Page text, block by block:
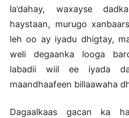
la’dahay, waxayse
haystaan, murugo
leh oo ay iyadu dhigtay,
weli degaanka looga
labadii wiil ee iyada
maandhaafeen billaawaha
Dagaalkaas gacan ka